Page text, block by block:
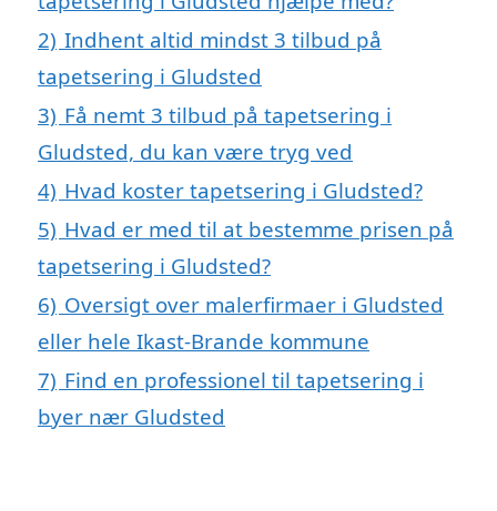
2) Indhent altid mindst 3 tilbud på
tapetsering i Gludsted
3) Få nemt 3 tilbud på tapetsering i
Gludsted, du kan være tryg ved
4) Hvad koster tapetsering i Gludsted?
5) Hvad er med til at bestemme prisen på
tapetsering i Gludsted?
6) Oversigt over malerfirmaer i Gludsted
eller hele Ikast-Brande kommune
7) Find en professionel til tapetsering i
byer nær Gludsted